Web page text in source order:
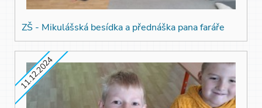
ZŠ - Mikulášská besídka a přednáška pana faráře
11.12.2024